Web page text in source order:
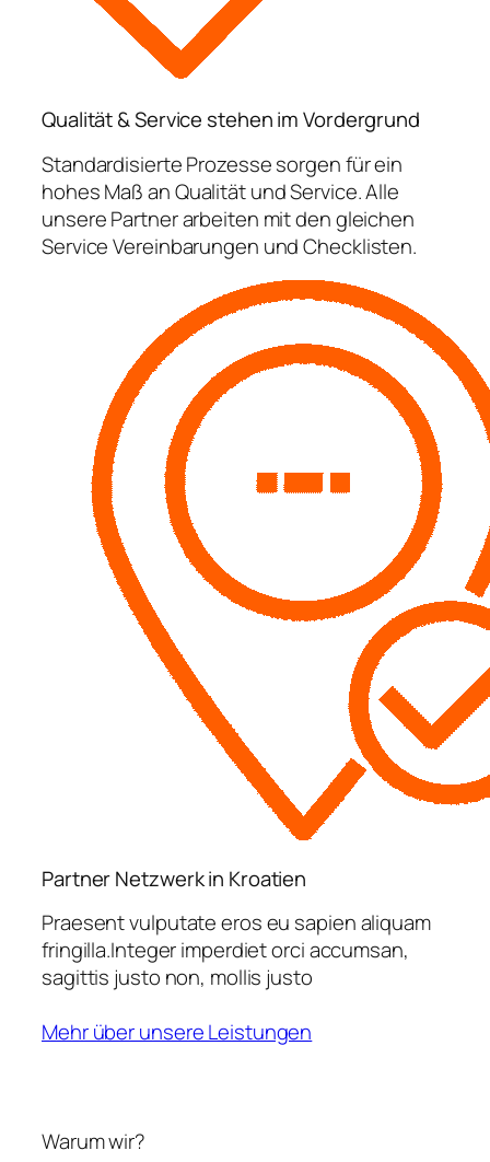
Qualität & Service stehen im Vordergrund
Standardisierte Prozesse sorgen für ein
hohes Maß an Qualität und Service. Alle
unsere Partner arbeiten mit den gleichen
Service Vereinbarungen und Checklisten.
Partner Netzwerk in Kroatien
Praesent vulputate eros eu sapien aliquam
fringilla.Integer imperdiet orci accumsan,
sagittis justo non, mollis justo
Mehr über unsere Leistungen
Warum wir?